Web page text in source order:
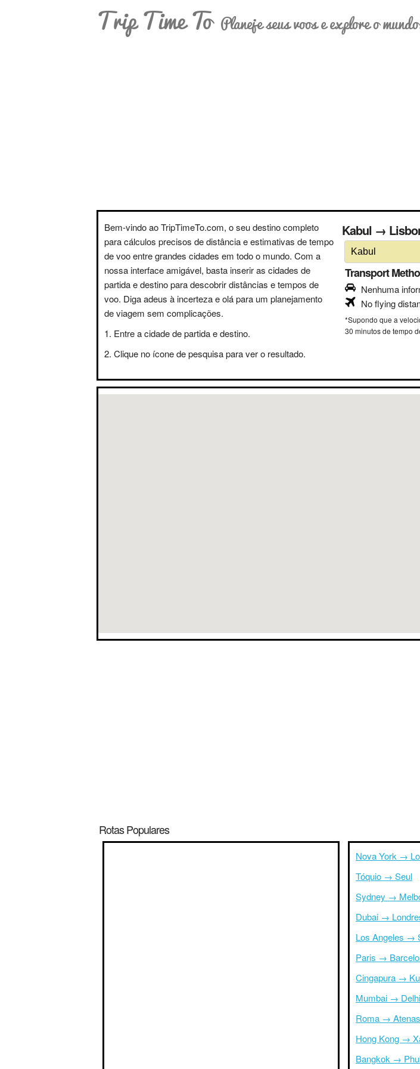
Trip Time To Planeje seus voos e explore o
Bem-vindo ao TripTimeTo.com, o seu destino completo
para cálculos precisos de distância e estimativas de tempo
de voo entre grandes cidades em todo o mundo. Com a
nossa interface amigável, basta inserir as cidades de
partida e destino para descobrir distâncias e tempos de
voo. Diga adeus à incerteza e olá para um planejamento
de viagem sem complicações.
Entre a cidade de partida e destino.
Clique no ícone de pesquisa para ver o resultado.
Kabul →
Transport
Nenhuma
No flying
*Supondo que a
30 minutos de tempo
Rotas Populares
Nova York →
Tóquio → Seul
Sydney →
Dubai →
Los Angeles →
Paris →
Cingapura →
Mumbai → Delhi
Roma → Atenas
Hong Kong →
Bangkok →